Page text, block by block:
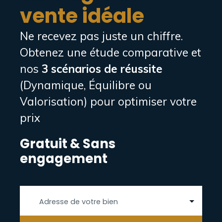
étude de votre dossier de location.
vente idéale
Ne recevez pas juste un chiffre.
Obtenez une étude comparative et
nos 3 scénarios de réussite
(Dynamique, Équilibre ou
Valorisation) pour optimiser votre
prix
Gratuit & Sans
engagement
Adresse de votre bien